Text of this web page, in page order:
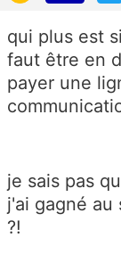
qui plus est
faut être en
payer une
je sais pas
j'ai gagné
?!